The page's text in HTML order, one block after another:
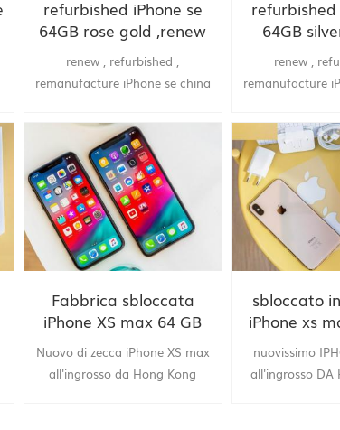
refurbished iPhone se
64GB rose gold ,renew
,remanufactured by
china factory
renew , refurbished ,
remanufacture iPhone se china
refurbished
64GB
china
renew ,
remanufacture
Fabbrica sbloccata
iPhone XS max 64 GB
Gold, fornitura della
Cina
Nuovo di zecca iPhone XS max
all'ingrosso da Hong Kong
sbloccato
iPhone xs
Argento,
nuovissimo
all'ingrosso DA